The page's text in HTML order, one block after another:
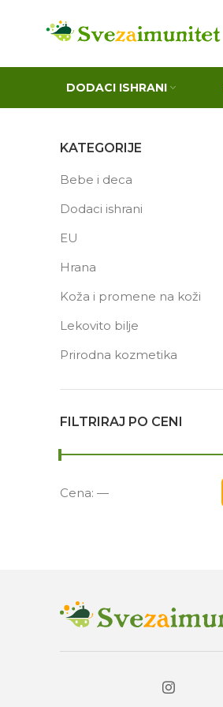
DODACI ISHRANI
KATEGORIJE
Bebe i deca
Dodaci ishrani
EU
Hrana
Koža i promene na koži
Lekovito bilje
Prirodna kozmetika
FILTRIRAJ PO CENI
Cena: —